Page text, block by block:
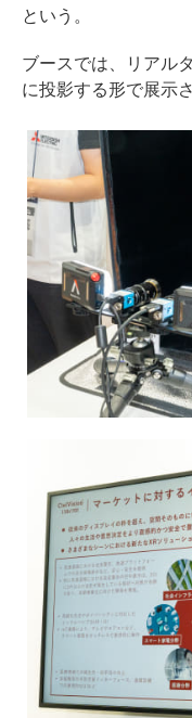
という。
ブースでは、リアル
に投影する形で展示